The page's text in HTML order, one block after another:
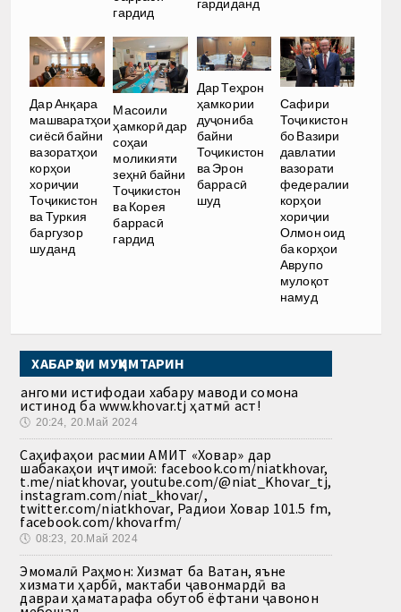
гардид
гардиданд
Дар Анқара
машваратҳои
сиёсӣ байни
вазоратҳои
корҳои
хориҷии
Тоҷикистон
ва Туркия
баргузор
шуданд
Масоили
ҳамкорӣ дар
соҳаи
моликияти
зеҳнӣ байни
Тоҷикистон
ва Корея
баррасӣ
гардид
Дар Теҳрон
ҳамкории
дуҷониба
байни
Тоҷикистон
ва Эрон
баррасӣ
шуд
Сафири
Тоҷикистон
бо Вазири
давлатии
вазорати
федералии
корҳои
хориҷии
Олмон оид
ба корҳои
Аврупо
мулоқот
намуд
ХАБАРҲОИ МУҲИМТАРИН
Ҳангоми истифодаи хабару маводи сомона
истинод ба www.khovar.tj ҳатмӣ аст!
🕔 20:24, 20.Май 2024
Саҳифаҳои расмии АМИТ «Ховар» дар
шабакаҳои иҷтимоӣ: facebook.com/niatkhovar,
t.me/niatkhovar, youtube.com/@niat_Khovar_tj,
instagram.com/niat_khovar/,
twitter.com/niatkhovar, Радиои Ховар 101.5 fm,
facebook.com/khovarfm/
🕔 08:23, 20.Май 2024
Эмомалӣ Раҳмон: Хизмат ба Ватан, яъне
хизмати ҳарбӣ, мактаби ҷавонмардӣ ва
давраи ҳаматарафа обутоб ёфтани ҷавонон